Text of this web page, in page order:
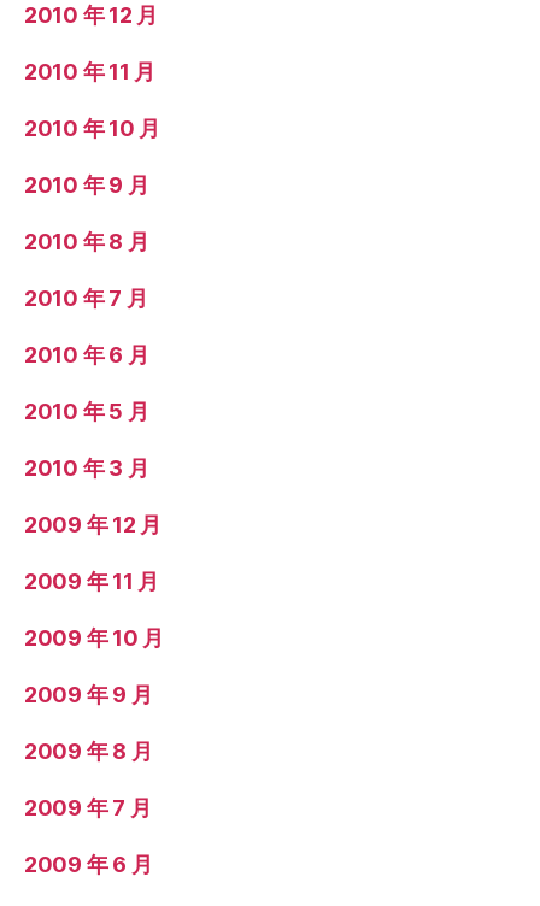
2010 年 12 月
2010 年 11 月
2010 年 10 月
2010 年 9 月
2010 年 8 月
2010 年 7 月
2010 年 6 月
2010 年 5 月
2010 年 3 月
2009 年 12 月
2009 年 11 月
2009 年 10 月
2009 年 9 月
2009 年 8 月
2009 年 7 月
2009 年 6 月